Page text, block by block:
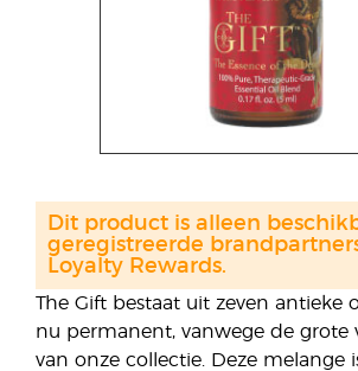
The Gift bestaat uit zeven antieke
nu permanent, vanwege de grote
van onze collectie. Deze melange
Dit product is alleen
geregistreerde
Loyalty Rewards.